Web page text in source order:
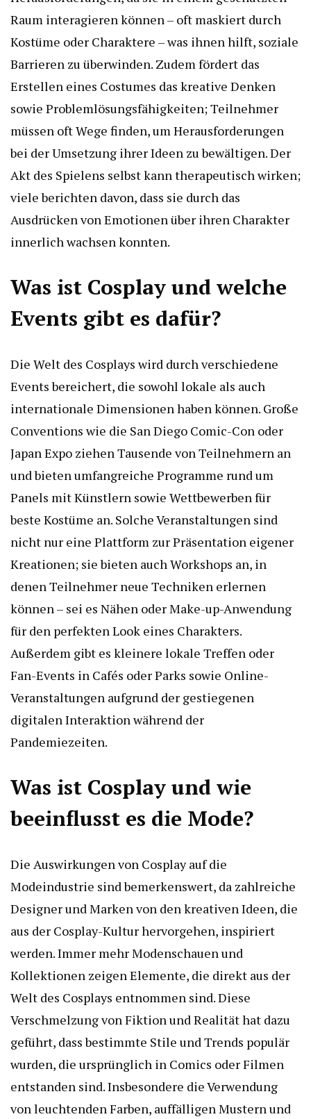
Raum interagieren können – oft maskiert durch
Kostüme oder Charaktere – was ihnen hilft, soziale
Barrieren zu überwinden. Zudem fördert das
Erstellen eines Costumes das kreative Denken
sowie Problemlösungsfähigkeiten; Teilnehmer
müssen oft Wege finden, um Herausforderungen
bei der Umsetzung ihrer Ideen zu bewältigen. Der
Akt des Spielens selbst kann therapeutisch wirken;
viele berichten davon, dass sie durch das
Ausdrücken von Emotionen über ihren Charakter
innerlich wachsen konnten.
Was ist Cosplay und welche
Events gibt es dafür?
Die Welt des Cosplays wird durch verschiedene
Events bereichert, die sowohl lokale als auch
internationale Dimensionen haben können. Große
Conventions wie die San Diego Comic-Con oder
Japan Expo ziehen Tausende von Teilnehmern an
und bieten umfangreiche Programme rund um
Panels mit Künstlern sowie Wettbewerben für
beste Kostüme an. Solche Veranstaltungen sind
nicht nur eine Plattform zur Präsentation eigener
Kreationen; sie bieten auch Workshops an, in
denen Teilnehmer neue Techniken erlernen
können – sei es Nähen oder Make-up-Anwendung
für den perfekten Look eines Charakters.
Außerdem gibt es kleinere lokale Treffen oder
Fan-Events in Cafés oder Parks sowie Online-
Veranstaltungen aufgrund der gestiegenen
digitalen Interaktion während der
Pandemiezeiten.
Was ist Cosplay und wie
beeinflusst es die Mode?
Die Auswirkungen von Cosplay auf die
Modeindustrie sind bemerkenswert, da zahlreiche
Designer und Marken von den kreativen Ideen, die
aus der Cosplay-Kultur hervorgehen, inspiriert
werden. Immer mehr Modenschauen und
Kollektionen zeigen Elemente, die direkt aus der
Welt des Cosplays entnommen sind. Diese
Verschmelzung von Fiktion und Realität hat dazu
geführt, dass bestimmte Stile und Trends populär
wurden, die ursprünglich in Comics oder Filmen
entstanden sind. Insbesondere die Verwendung
von leuchtenden Farben, auffälligen Mustern und